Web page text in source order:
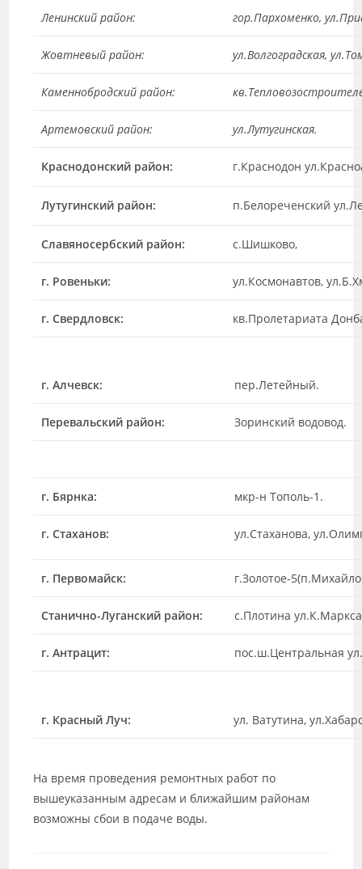
Ленинский район: гор.Пархоменко,
Жовтневый район: ул.Волгоградская,
Каменнобродский район:
Артемовский район: ул.Лутугинская.
Краснодонский район: г.Краснодон
Лутугинский район: п.Белореченский
Славяносербский район: с.Шишково,
г. Ровеньки: ул.Космонавтов,
г. Свердловск: кв.Пролетариата
г. Алчевск: пер.Летейный.
Перевальский район: Зоринский водовод.
г. Бярнка: мкр-н Тополь-1.
г. Стаханов: ул.Стаханова,
г. Первомайск: г.Золотое-
Станично-Луганский район: с.Плотина
г. Антрацит: пос.ш.Центральная
г. Красный Луч: ул. Ватутина,
На время проведения ремонтных работ по
вышеуказанным адресам и ближайшим районам
возможны сбои в подаче воды.